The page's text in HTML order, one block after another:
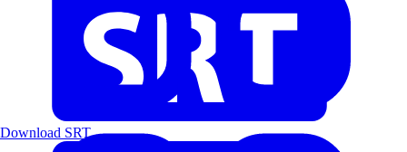
Download SRT